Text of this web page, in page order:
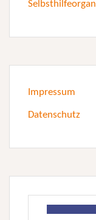
Impressum
Datenschutz